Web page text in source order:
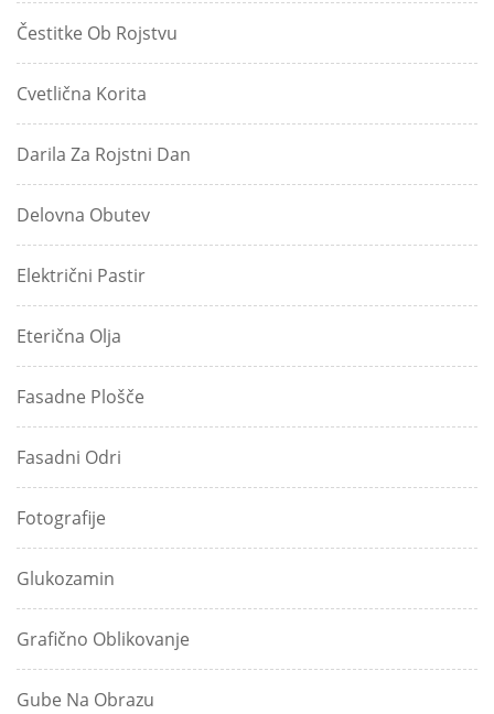
Čestitke Ob Rojstvu
Cvetlična Korita
Darila Za Rojstni Dan
Delovna Obutev
Električni Pastir
Eterična Olja
Fasadne Plošče
Fasadni Odri
Fotografije
Glukozamin
Grafično Oblikovanje
Gube Na Obrazu